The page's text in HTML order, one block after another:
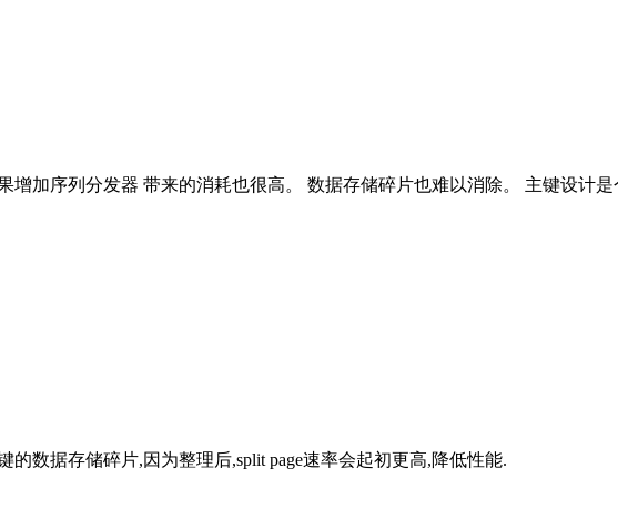
增加序列分发器 带来的消耗也很高。 数据存储碎片也难以消除。 主键设计是
的数据存储碎片,因为整理后,split page速率会起初更高,降低性能.